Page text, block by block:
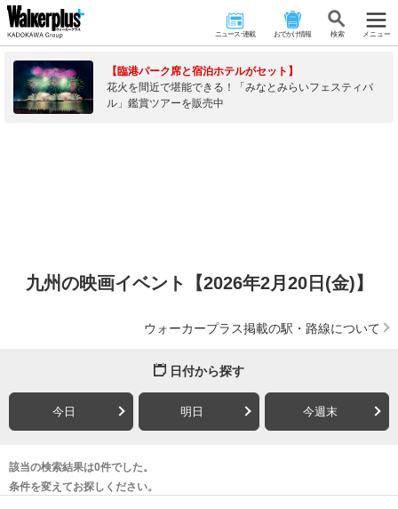
ニュース･連載 おでかけ情報 検 索 メニュー
【臨港パーク席と宿泊ホテルがセット】
花火を間近で堪能できる！「みなとみらいフェスティバ
ル」鑑賞ツアーを販売中
九州の映画イベント【2026年2月20日(金)】
ウォーカープラス掲載の駅・路線について
日付から探す
今日 明日 今週末
該当の検索結果は0件でした。
条件を変えてお探しください。